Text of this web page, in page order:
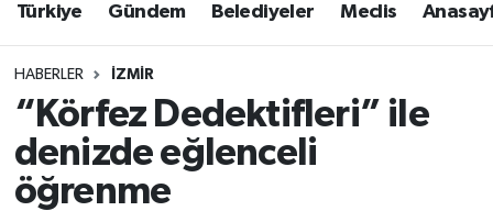
Türkiye Gündem Belediyeler Meclis
HABERLER İZMIR
“Körfez Dedektifleri” ile
denizde eğlenceli
öğrenme
Süper Lig Puan Durumu ve Fikstür
Tüm Manşetler
Son Dakika Haberleri
Haber Arşivi